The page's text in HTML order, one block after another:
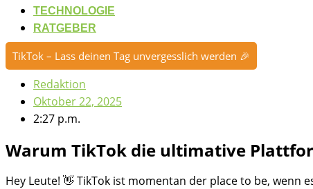
TECHNOLOGIE
RATGEBER
TikTok – Lass deinen Tag unvergesslich werden 🎉
Redaktion
Oktober 22, 2025
2:27 p.m.
Warum TikTok die ultimative
Hey Leute! 👋 TikTok ist momentan der place to be,